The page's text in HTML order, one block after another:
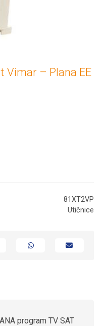
Vimar – Plana EE
81XT2VP
Utičnice
program TV SAT